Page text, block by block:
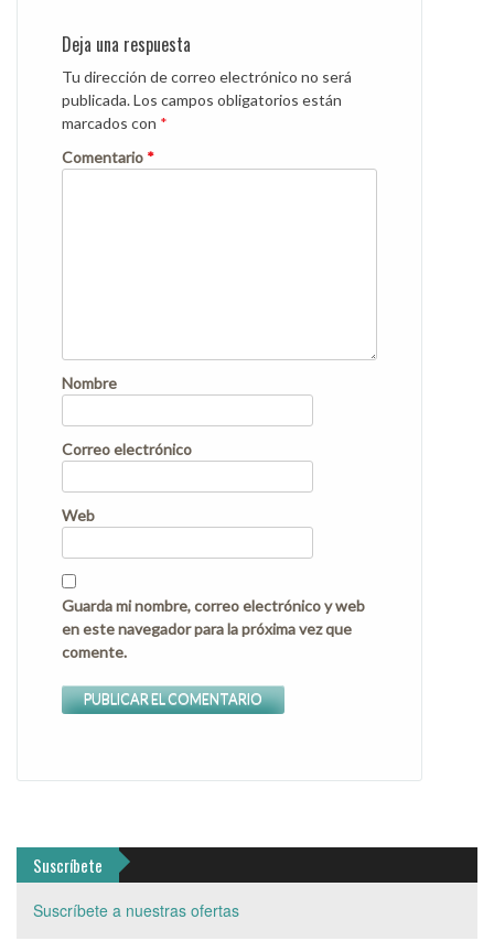
Deja una respuesta
Tu dirección de correo electrónico no será
publicada.Los campos obligatorios están
marcados con *
Comentario *
Nombre
Correo electrónico
Web
Guarda mi nombre, correo electrónico y web
en este navegador para la próxima vez que
comente.
Suscríbete
Suscríbete a nuestras ofertas